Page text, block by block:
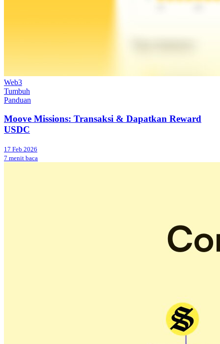
Web3
Tumbuh
Panduan
Moove Missions: Transaksi & Dapatkan Reward
USDC
17 Feb 2026
7 menit baca